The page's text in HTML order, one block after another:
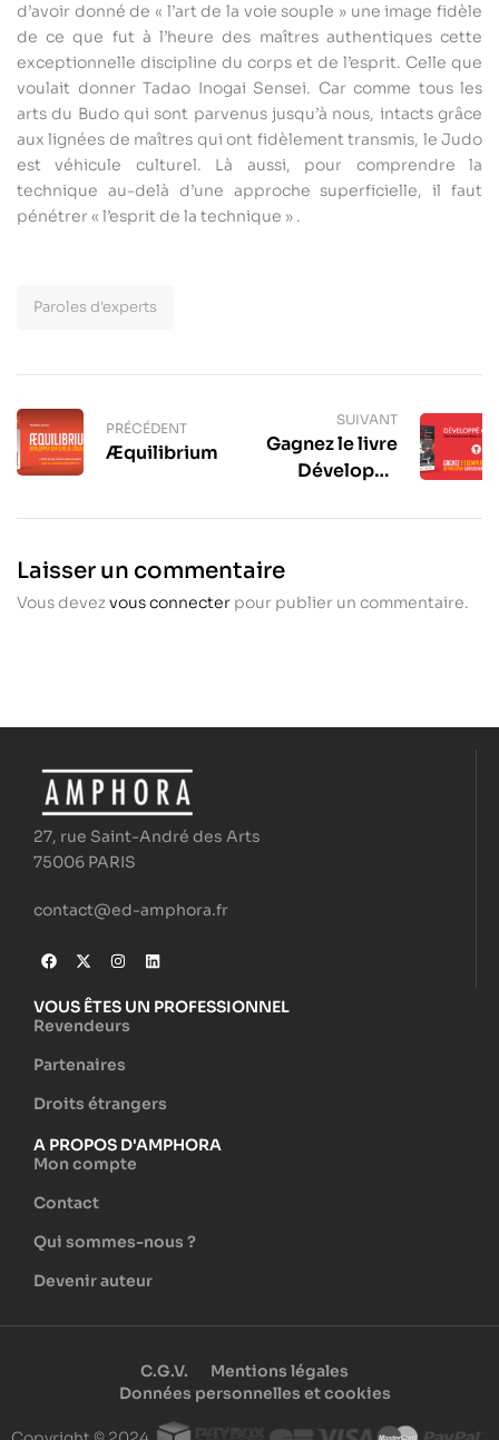
d’avoir donné de « l’art de la voie souple » une image fidèle
de ce que fut à l’heure des maîtres authentiques cette
exceptionnelle discipline du corps et de l’esprit. Celle que
voulait donner Tadao Inogai Sensei. Car comme tous les
arts du Budo qui sont parvenus jusqu’à nous, intacts grâce
aux lignées de maîtres qui ont fidèlement transmis, le Judo
est véhicule culturel. Là aussi, pour comprendre la
technique au-delà d’une approche superficielle, il faut
pénétrer « l’esprit de la technique » .
Paroles d'experts
PRÉCÉDENT
Æquilibrium
SUIVANT
Gagnez le livre
Développé
fondamentaux
performance
Laisser un commentaire
Vous devezvous connecter pour publier un commentaire.
27, rue Saint-André des Arts
75006 PARIS
contact@ed-amphora.fr
VOUS ÊTES UN PROFESSIONNEL
Revendeurs
Partenaires
Droits étrangers
A PROPOS D'AMPHORA
Mon compte
Contact
Qui sommes-nous ?
Devenir auteur
C.G.V.
Mentions légales
Données personnelles et cookies